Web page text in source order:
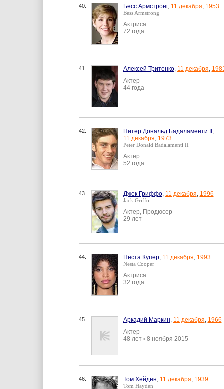
40. Бесс Армстронг, 11 декабря, 1953
Bess Armstrong
Актриса
72 года
41. Алексей Тритенко, 11 декабря,
Актер
44 года
42. Питер Дональд Бадаламенти II
,
11 декабря, 1973
Peter Donald Badalamenti II
Актер
52 года
43. Джек Гриффо, 11 декабря, 1996
Jack Griffo
Актер, Продюсер
29 лет
44. Неста Купер, 11 декабря, 1993
Nesta Cooper
Актриса
32 года
45. Аркадий Маркин, 11 декабря, 1966
Актер
48 лет • 8 ноября 2015
46. Том Хейден, 11 декабря, 1939
Tom Hayden